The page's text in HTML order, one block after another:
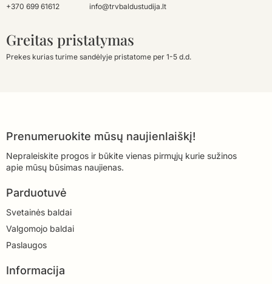
+370 699 61612 info@trvbaldustudija.lt
Greitas pristatymas
Prekes kurias turime sandėlyje pristatome per 1-5 d.d.
Prenumeruokite mūsų naujienlaiškį!
Nepraleiskite progos ir būkite vienas pirmųjų kurie sužinos
apie mūsų būsimas naujienas.
Parduotuvė
Svetainės baldai
Valgomojo baldai
Paslaugos
Informacija